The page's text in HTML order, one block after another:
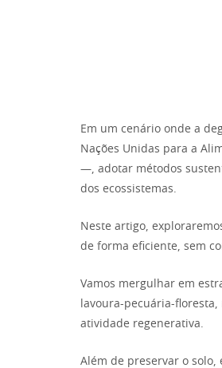
Em um cenário onde a
Nações Unidas para a
—, adotar métodos
dos ecossistemas.
Neste artigo,
de forma eficiente, sem
Vamos mergulhar em
lavoura-pecuária-
atividade regenerativa.
Além de preservar o solo,